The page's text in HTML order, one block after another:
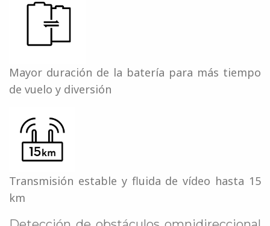
Mayor duración de la batería para más tiempo
de vuelo y diversión
Transmisión estable y fluida de vídeo hasta 15
km